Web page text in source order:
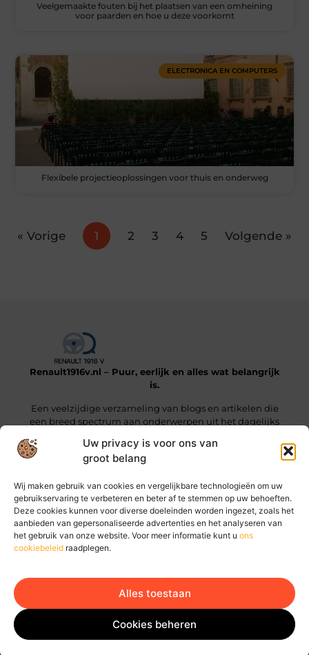
Uw privacy is voor ons van
groot belang
Wij maken gebruik van cookies en vergelijkbare technologieën om uw
gebruikservaring te verbeteren en beter af te stemmen op uw behoeften.
Deze cookies kunnen voor diverse doeleinden worden ingezet, zoals het
aanbieden van gepersonaliseerde advertenties en het analyseren van
het gebruik van onze website. Voor meer informatie kunt u ons
cookiebeleid raadplegen.
Alles toestaan
Cookies beheren
Ga Naar
Veelgemaakte fouten bij het plaatsen van een omheining
voor paarden en hoe u deze voorkomt
ELECTRONICA EN COMPUTERS
Flexibele projectieoplossingen voor thuis en onderweg
« Vorige 1 2 3 4 5 Volgende »
Renault1916v.nl – Puur, eerlijk en alles wat belangrijk
is.
Een veelzijdige verzameling van blogs en artikelen die
een breed spectrum aan onderwerpen uit het dagelijks
Onze informatie
Bericht categorie
Website index
Cookiebeleid (EU)
@2025 www.renault1916v.nl. All Right Reserved.